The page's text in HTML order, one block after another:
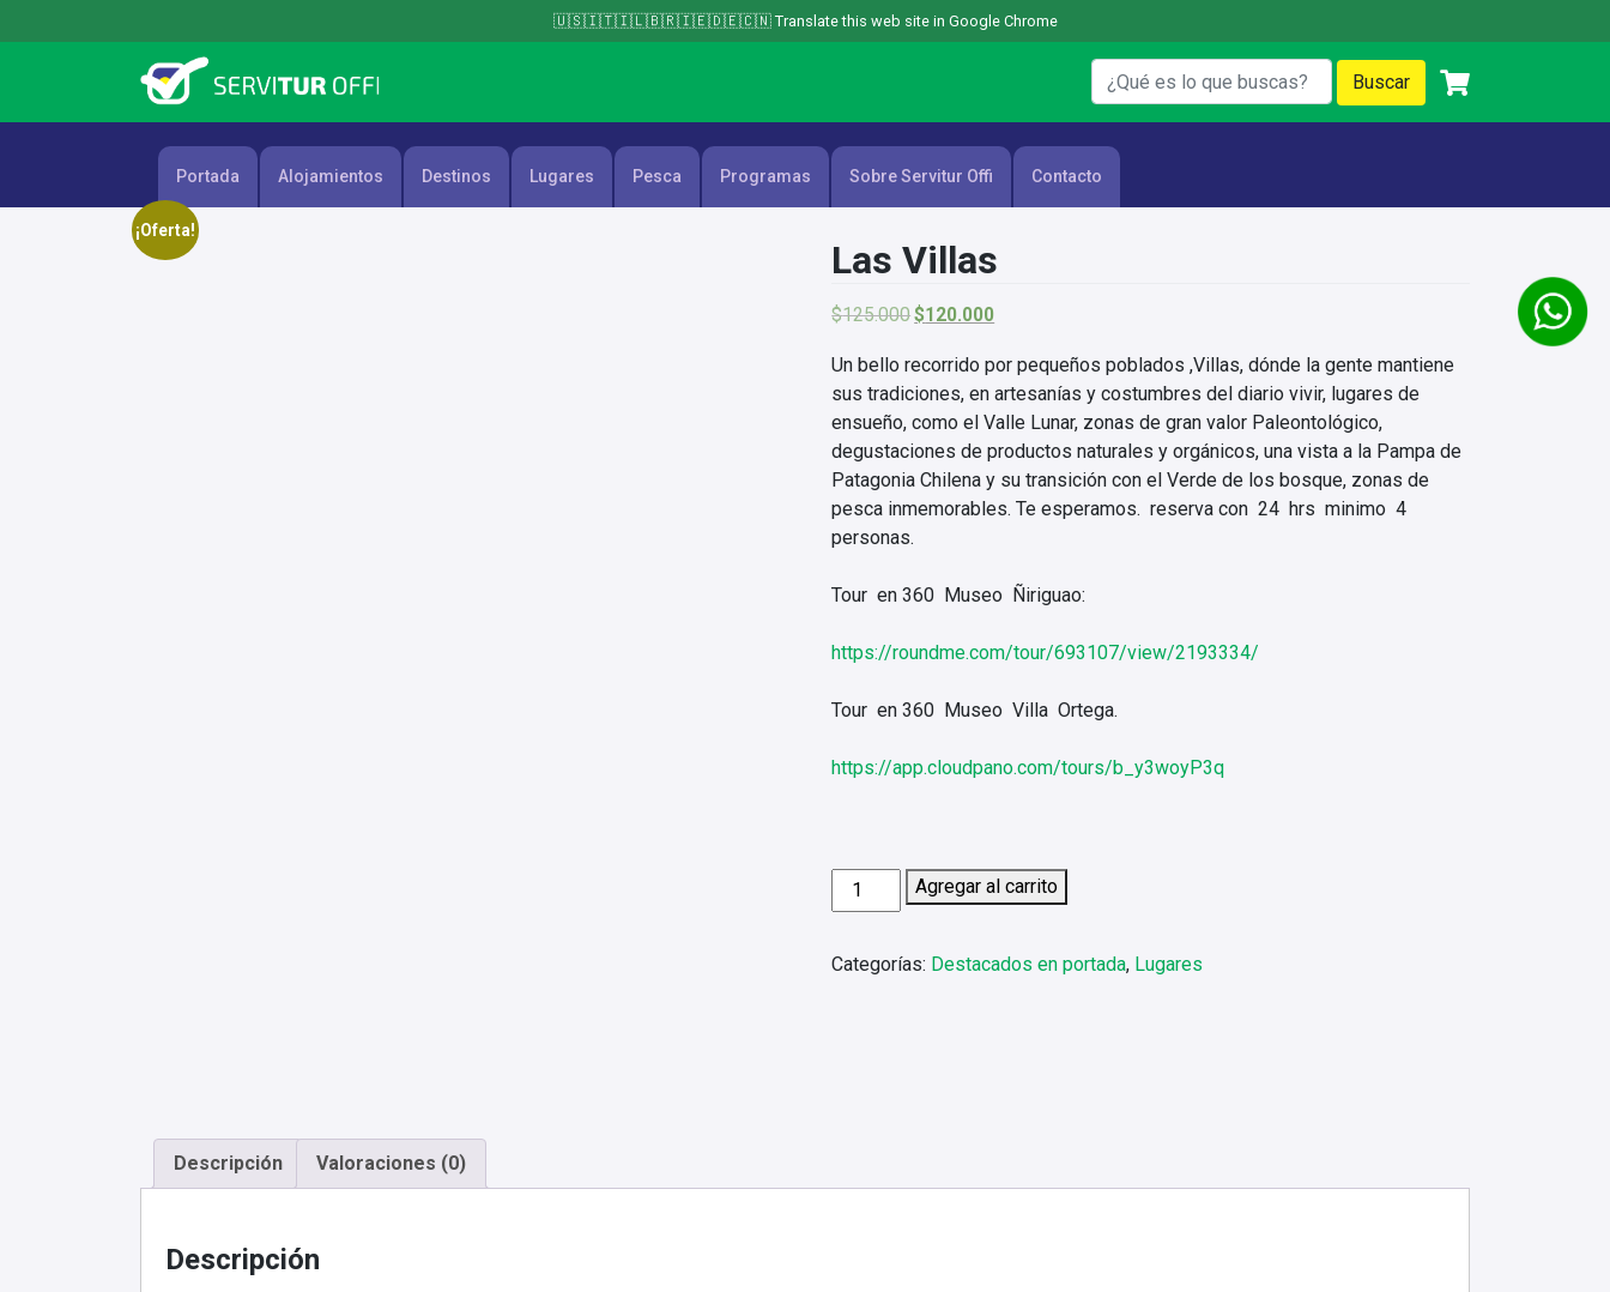
to
🇺🇸🇮🇹🇮🇱🇧🇷🇮🇪🇩🇪🇨🇳 Translate this web site in Google Chrome
Portada Alojamientos Destinos Lugares Pesca Programas Sobre Servitur Offi Contacto
¡Oferta!
Las Villas
$125.000 El
original
era:
$125.000.
$120.000El
es:
$120.000.
Un bello recorrido por pequeños poblados ,Villas, dónde la gente mantiene
sus tradiciones, en artesanías y costumbres del diario vivir, lugares de
ensueño, como el Valle Lunar, zonas de gran valor Paleontológico,
degustaciones de productos naturales y orgánicos, una vista a la Pampa de
Patagonia Chilena y su transición con el Verde de los bosque, zonas de
pesca inmemorables. Te esperamos. reserva con 24 hrs minimo 4
personas.
Tour en 360 Museo Ñiriguao:
https://roundme.com/tour/693107/view/2193334/
Tour en 360 Museo Villa Ortega.
https://app.cloudpano.com/tours/b_y3woyP3q
Las
Villas
Agregar al carrito
Categorías: Destacados en portada, Lugares
Descripción Valoraciones (0)
Descripción